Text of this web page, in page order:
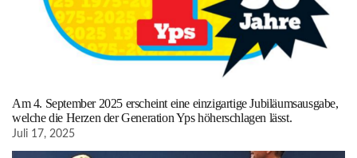
Am 4. September 2025 erscheint eine einzigartige Jubiläumsausgabe,
welche die Herzen der Generation Yps höherschlagen lässt.
Juli 17, 2025